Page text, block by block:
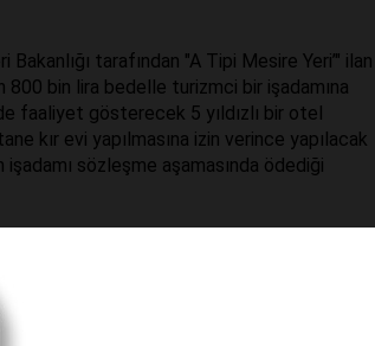
tarafından "A Tipi Mesire Yeri’" ilan
800 bin lira bedelle turizmci bir işadamına
faaliyet gösterecek 5 yıldızlı bir otel
kır evi yapılmasına izin verince yapılacak
sözleşme aşamasında ödediği
yolunu tuttu. Çok geçmeden beklenen
yönetim planı, imar planı ve
ilkelerine aykırı biçimde yangından mal